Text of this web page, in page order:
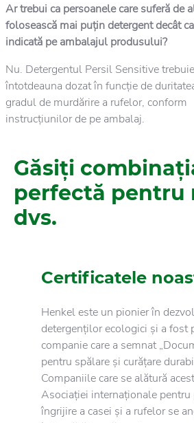
Ar trebui ca persoanele care suferă de
folosească mai puțin detergent decât
indicată pe ambalajul produsului?
Nu. Detergentul Persil Sensitive trebuie
întotdeauna dozat în funcție de
gradul de murdărire a rufelor, conform
instrucțiunilor de pe ambalaj.
Găsiți
perfectă pentru
dvs.
Certificatele
Henkel este un pionier în
detergenților ecologici și a fost
companie care a semnat
pentru spălare și curățare
Companiile care se alătură
Asociației internaționale pentru
îngrijire a casei și a rufelor se